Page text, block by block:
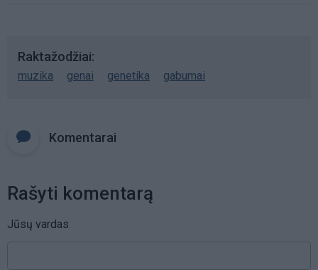
Raktažodžiai
muzika genai genetika gabumai
Komentarai
Rašyti komentarą
Jūsų vardas